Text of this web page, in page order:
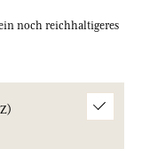
noch reichhaltigeres